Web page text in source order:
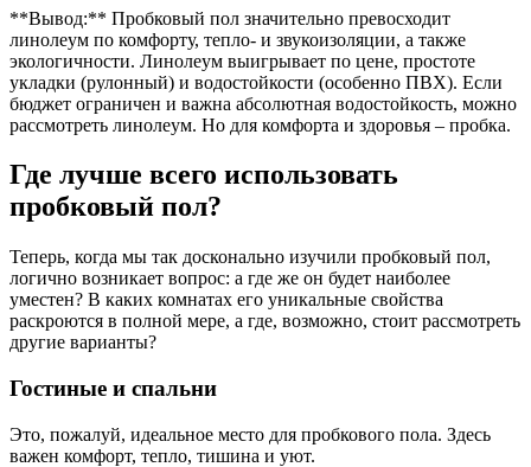
**Вывод:** Пробковый пол значительно превосходит
линолеум по комфорту, тепло- и звукоизоляции, а также
экологичности. Линолеум выигрывает по цене, простоте
укладки (рулонный) и водостойкости (особенно ПВХ). Если
бюджет ограничен и важна абсолютная водостойкость, можно
рассмотреть линолеум. Но для комфорта и здоровья – пробка.
Где лучше всего использовать
пробковый пол?
Теперь, когда мы так досконально изучили пробковый пол,
логично возникает вопрос: а где же он будет наиболее
уместен? В каких комнатах его уникальные свойства
раскроются в полной мере, а где, возможно, стоит рассмотреть
другие варианты?
Гостиные и спальни
Это, пожалуй, идеальное место для пробкового пола. Здесь
важен комфорт, тепло, тишина и уют.